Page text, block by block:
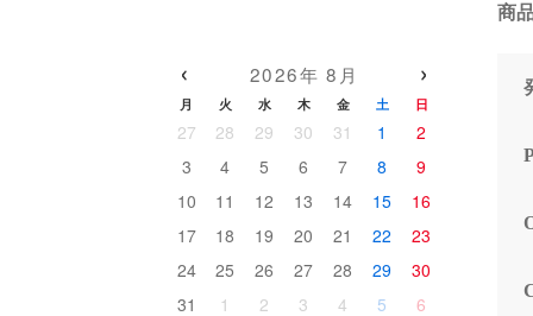
商
高額
なく
に本
だと
添っ
ら、
品
‹ 2026年 8月 ›
月 火 水 木 金 土 日
27 28 29 30 31 1
2
3
4 5 6 7 8
9
10
11 12 13 14 15
16
17
18 19 20 21 22
23
24
25 26 27 28 29
30
31
1 2 3 4 5 6